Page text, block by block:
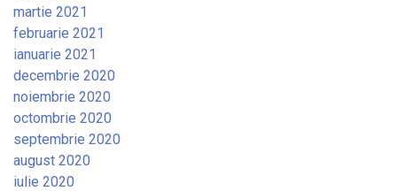
martie 2021
februarie 2021
ianuarie 2021
decembrie 2020
noiembrie 2020
octombrie 2020
septembrie 2020
august 2020
iulie 2020